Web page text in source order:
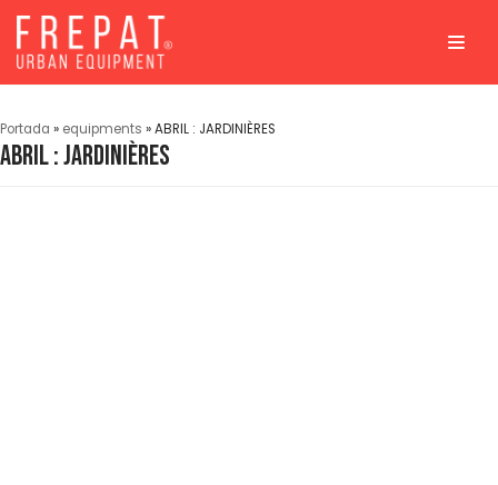
Aller
au
contenu
Portada » equipments »ABRIL : JARDINIÈRES
ABRIL : JARDINIÈRES